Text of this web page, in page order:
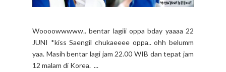
Woooowwwww.. bentar lagiii oppa bday yaaaa 22
JUNI *kiss Saengil chukaeeee oppa.. ohh belumm
yaa. Masih bentar lagi jam 22.00 WIB dan tepat jam
12 malam di Korea. ...